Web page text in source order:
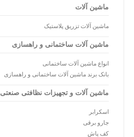
ماشین آلات
ماشین آلات تزریق پلاستیک
ماشین آلات ساختمانی و راهسازی
انواع ماشین آلات ساختمانی
بانک برند ماشین آلات ساختمانی و راهسازی
ماشین آلات و تجهیزات نظافتی صنعتی
اسکرابر
جارو برقی
کف پاش